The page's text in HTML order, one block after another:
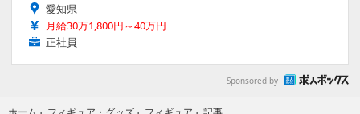
愛知県
月給30万1,800円～40万円
正社員
Sponsored by
ホーム › フィギュア・グッズ › フィギュア ›